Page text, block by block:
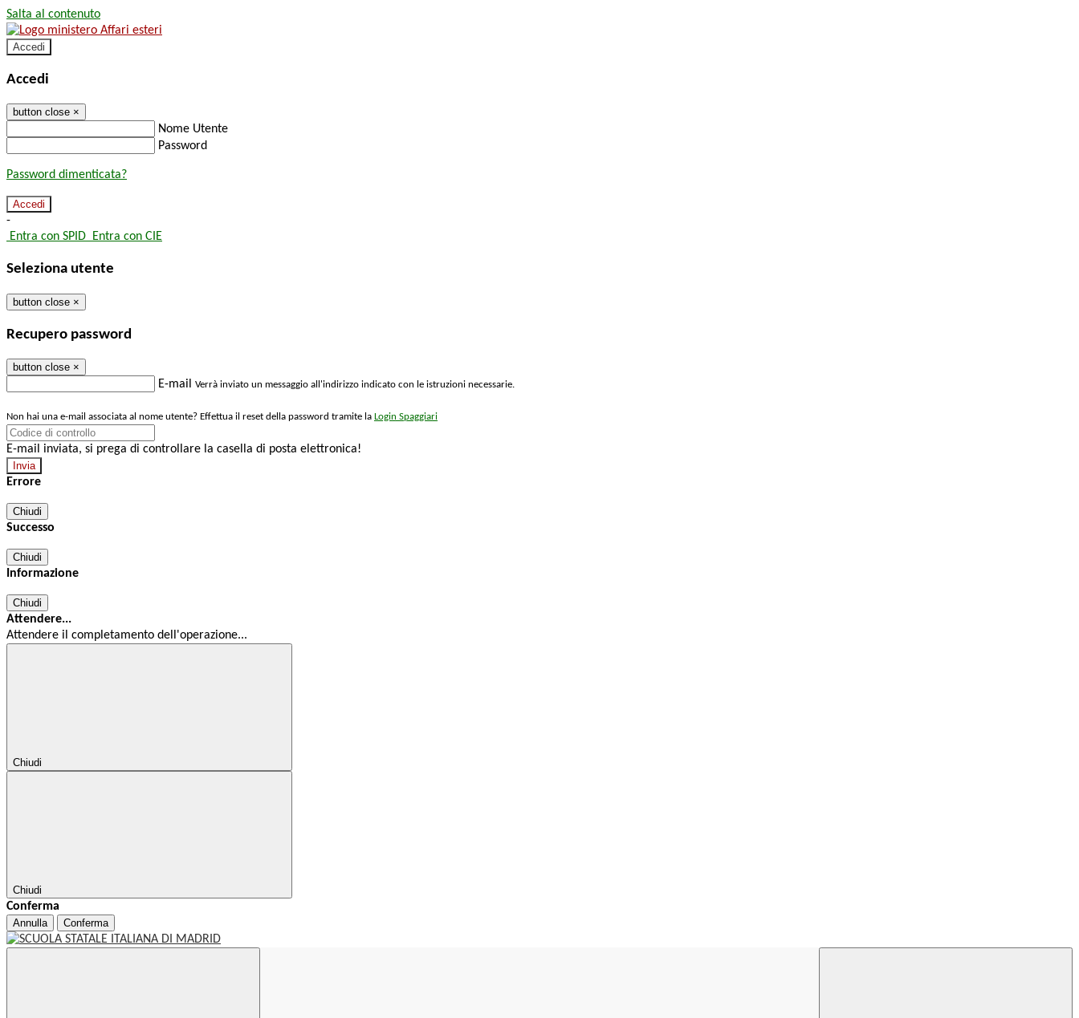
Salta al contenuto
Accedi
Accedi
button close ×
Nome Utente
Password
Password dimenticata?
-
Entra con SPID Entra con CIE
Seleziona utente
button close ×
Recupero password
button close ×
E-mail Verrà inviato un messaggio all'indirizzo indicato con le istruzioni necessarie.
Non hai una e-mail associata al nome utente? Effettua il reset della password tramite la Login Spaggiari
E-mail inviata, si prega di controllare la casella di posta elettronica!
Errore
Chiudi
Successo
Chiudi
Informazione
Chiudi
Attendere...
Attendere il completamento dell'operazione...
Chiudi
Chiudi
Conferma
Annulla Conferma